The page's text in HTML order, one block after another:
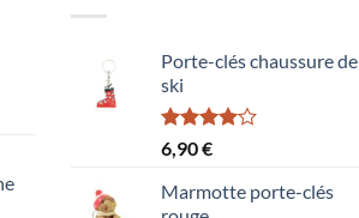
Porte-clés chaussure de
ski
Note
4.00
5
6,90€
Marmotte porte-clés